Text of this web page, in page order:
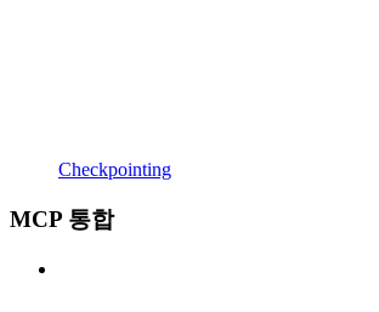
Checkpointing
MCP 통합